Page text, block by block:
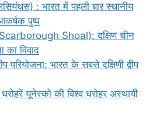
: भारत में पहली बार स्थानीय
पुष्प
Shoal): दक्षिण चीन
का विवाद
परियोजना: भारत के सबसे दक्षिणी द्वीप
यूनेस्को की विश्व धरोहर अस्थायी